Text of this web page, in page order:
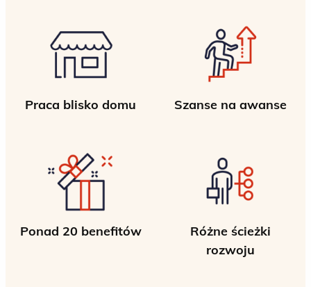
Praca blisko domu Szanse na awanse
Ponad 20 benefitów
Różne ścieżki
rozwoju